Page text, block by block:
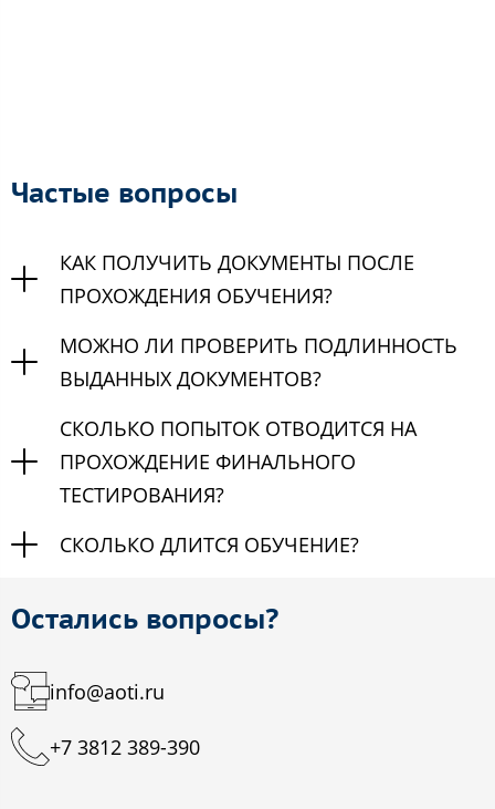
Частые вопросы
КАК ПОЛУЧИТЬ ДОКУМЕНТЫ ПОСЛЕ
ПРОХОЖДЕНИЯ ОБУЧЕНИЯ?
МОЖНО ЛИ ПРОВЕРИТЬ ПОДЛИННОСТЬ
ВЫДАННЫХ ДОКУМЕНТОВ?
СКОЛЬКО ПОПЫТОК ОТВОДИТСЯ НА
ПРОХОЖДЕНИЕ ФИНАЛЬНОГО
ТЕСТИРОВАНИЯ?
СКОЛЬКО ДЛИТСЯ ОБУЧЕНИЕ?
Остались вопросы?
info@aoti.ru
+7 3812 389-390